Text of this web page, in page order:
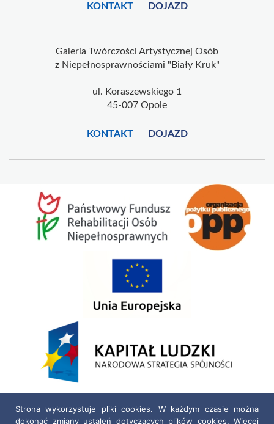
KONTAKT DOJAZD
Galeria Twórczości Artystycznej Osób
z Niepełnosprawnościami "Biały Kruk"
ul. Koraszewskiego 1
45-007 Opole
KONTAKT DOJAZD
Strona wykorzystuje pliki cookies. W każdym czasie można
dokonać zmiany ustaleń dotyczących plików cookies. Więcej